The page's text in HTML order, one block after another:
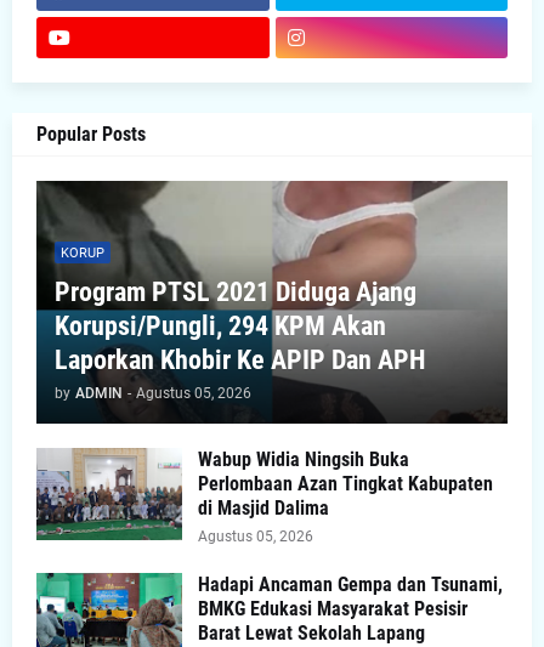
Popular Posts
KORUP
Program PTSL 2021 Diduga Ajang
Korupsi/Pungli, 294 KPM Akan
Laporkan Khobir Ke APIP Dan APH
by ADMIN - Agustus 05, 2026
Wabup Widia Ningsih Buka
Perlombaan Azan Tingkat Kabupaten
di Masjid Dalima
Agustus 05, 2026
Hadapi Ancaman Gempa dan Tsunami,
BMKG Edukasi Masyarakat Pesisir
Barat Lewat Sekolah Lapang